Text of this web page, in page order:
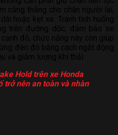
Hold trên xe Honda
trở nên an toàn và nhàn